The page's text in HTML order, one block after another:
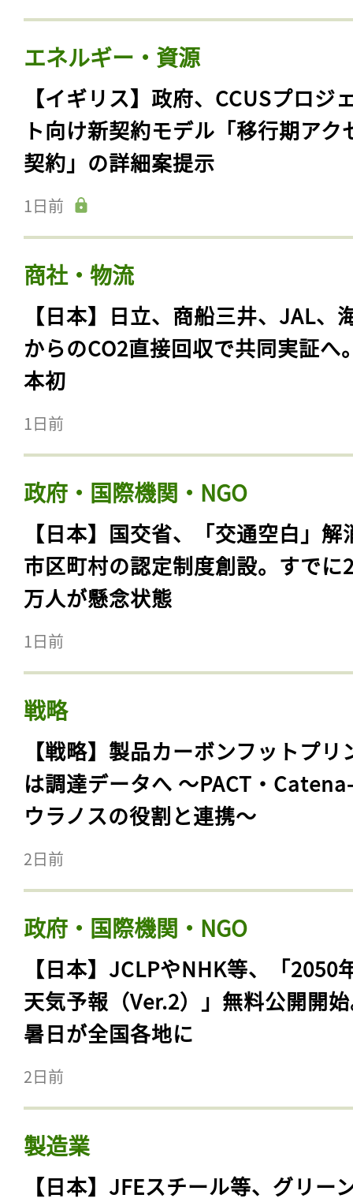
エネルギー・資源
【イギリス】政府、CCUSプロジ
ト向け新契約モデル「移行期アク
契約」の詳細案提示
1日前
商社・物流
【日本】日立、商船三井、JAL、
からのCO2直接回収で共同実証へ
本初
1日前
政府・国際機関・NGO
【日本】国交省、「交通空白」解
市区町村の認定制度創設。すでに
万人が懸念状態
1日前
戦略
【戦略】製品カーボンフットプリ
は調達データへ 〜PACT・
ウラノスの役割と連携〜
2日前
政府・国際機関・NGO
【日本】JCLPやNHK等、「2050
天気予報（Ver.2）」無料公開開
暑日が全国各地に
2日前
製造業
【日本】JFEスチール等、グリー